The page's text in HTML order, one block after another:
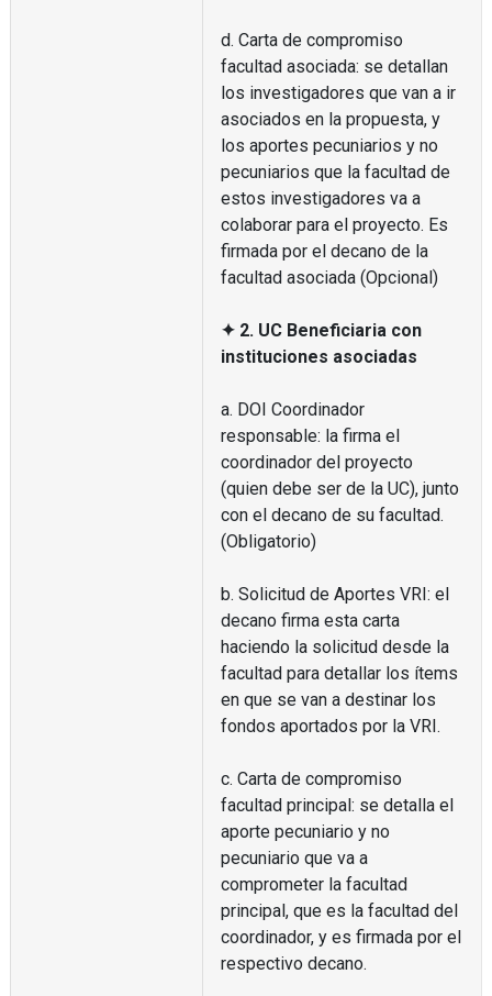
d. Carta de compromiso
facultad asociada: se detallan
los investigadores que van a ir
asociados en la propuesta, y
los aportes pecuniarios y no
pecuniarios que la facultad de
estos investigadores va a
colaborar para el proyecto. Es
firmada por el decano de la
facultad asociada (Opcional)
✦ 2. UC Beneficiaria con
instituciones asociadas
a. DOI Coordinador
responsable: la firma el
coordinador del proyecto
(quien debe ser de la UC), junto
con el decano de su facultad.
(Obligatorio)
b. Solicitud de Aportes VRI: el
decano firma esta carta
haciendo la solicitud desde la
facultad para detallar los ítems
en que se van a destinar los
fondos aportados por la VRI.
c. Carta de compromiso
facultad principal: se detalla el
aporte pecuniario y no
pecuniario que va a
comprometer la facultad
principal, que es la facultad del
coordinador, y es firmada por el
respectivo decano.